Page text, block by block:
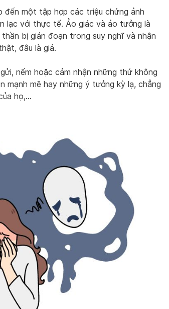
đến một tập hợp các triệu chứng ảnh
lạc với thực tế. Ảo giác và ảo tưởng là
bị gián đoạn trong suy nghĩ và nhận
đâu là giả.
nếm hoặc cảm nhận những thứ không
mẽ hay những ý tưởng kỳ lạ, chẳng
họ,…